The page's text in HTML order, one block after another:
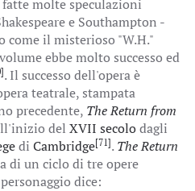
molte speculazioni
e Southampton -
il misterioso "W.H."
ebbe molto successo ed
. Il successo dell'opera è
teatrale, stampata
precedente, The Return from
del XVII secolodagli
di Cambridge[71].The Return
di un ciclo di tre opere
dice: